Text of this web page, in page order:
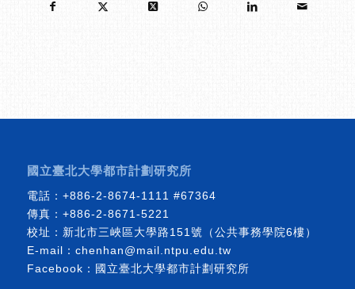
國立臺北大學都市計劃研究所
電話： +886-2-8674-1111 #67364
傳真：+886-2-8671-5221
校址：新北市三峽區大學路151號（公共事務學院6樓）
E-mail： chenhan@mail.ntpu.edu.tw
Facebook： 國立臺北大學都市計劃研究所